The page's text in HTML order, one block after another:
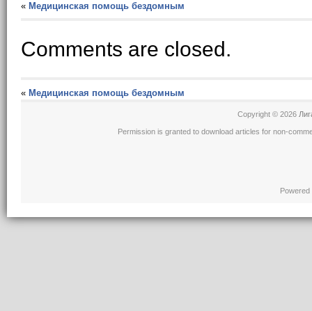
« Медицинская помощь бездомным
Comments are closed.
« Медицинская помощь бездомным
Copyright © 2026
Permission is granted to download articles for non-